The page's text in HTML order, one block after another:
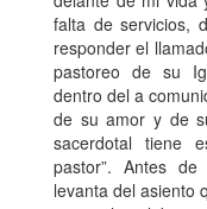
falta de servicios,
responder el
pastoreo de su
dentro del a
de su amor y de
sacerdotal tiene
pastor”. Antes
levanta del asiento